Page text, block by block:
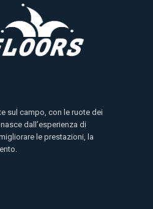
sul campo, con le ruote dei
dall’esperienza di
le prestazioni, la